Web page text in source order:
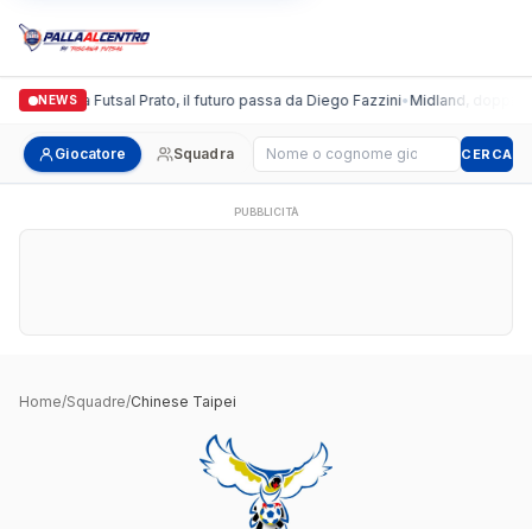
NEWS
Italgronda Futsal Prato, il futuro passa da Diego Fazzini•Midland, doppio
Giocatore Squadra Cerca giocatore CERCA
PUBBLICITÀ
Home/Squadre/Chinese Taipei